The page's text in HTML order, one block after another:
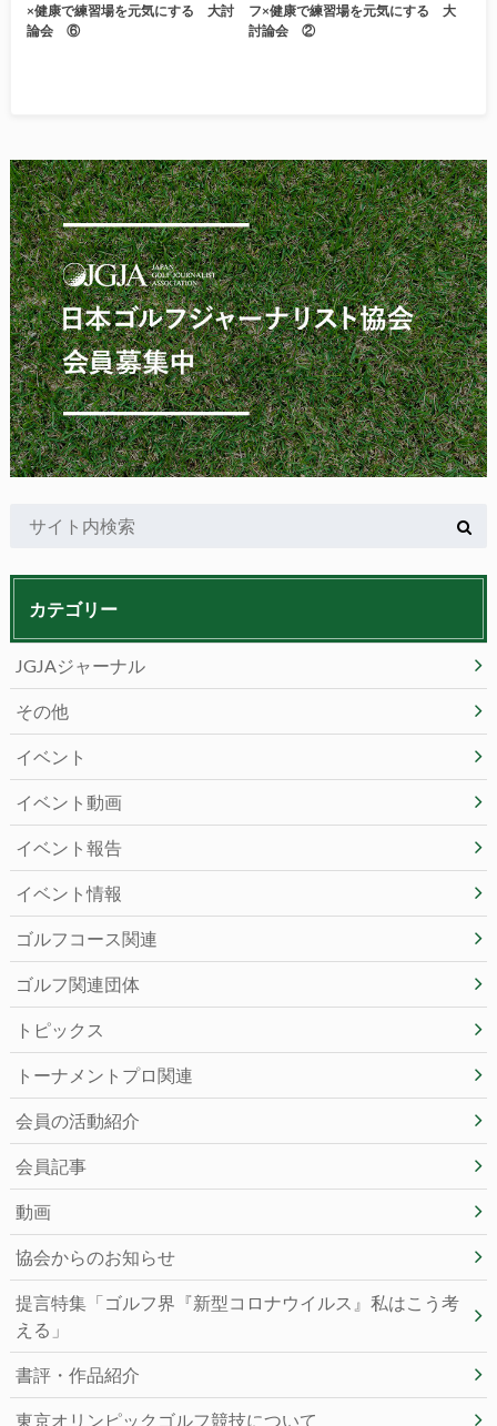
×健康で練習場を元気にする 大討
論会 ⑥
フ×健康で練習場を元気にする 大
討論会 ②
カテゴリー
JGJAジャーナル
その他
イベント
イベント動画
イベント報告
イベント情報
ゴルフコース関連
ゴルフ関連団体
トピックス
トーナメントプロ関連
会員の活動紹介
会員記事
動画
協会からのお知らせ
提言特集「ゴルフ界『新型コロナウイルス』私はこう考
える」
書評・作品紹介
東京オリンピックゴルフ競技について